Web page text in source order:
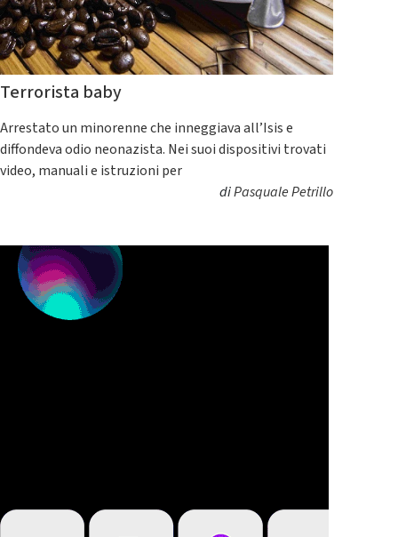
Terrorista baby
Arrestato un minorenne che inneggiava all’Isis e
diffondeva odio neonazista. Nei suoi dispositivi trovati
video, manuali e istruzioni per
diPasquale Petrillo